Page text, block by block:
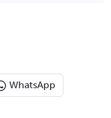
WhatsApp